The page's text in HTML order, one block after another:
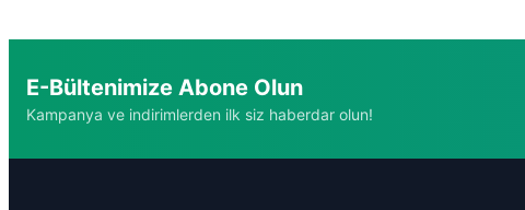
E-Bültenimize Abone Olun
Kampanya ve indirimlerden ilk siz haberdar olun!